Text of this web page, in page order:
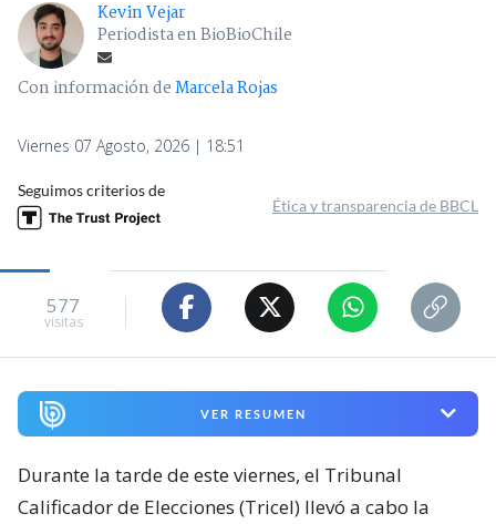
Kevin Vejar
Periodista en BioBioChile
Con información deMarcela Rojas
Viernes 07 Agosto, 2026 | 18:51
Seguimos criterios de
Ética y transparencia de BBCL
577
visitas
VER RESUMEN
Durante la tarde de este viernes, el Tribunal
Calificador de Elecciones (Tricel) llevó a cabo la